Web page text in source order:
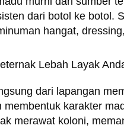
dari botol ke botol.
hangat,
Lebah Layak
dari lapangan
membentuk karakter
merawat koloni,